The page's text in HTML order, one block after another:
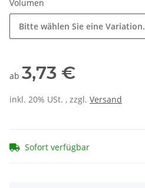
Volumen
Bitte wählen Sie eine Variation.
ab 3,73 €
inkl. 20% USt. , zzgl. Versand
Sofort verfügbar